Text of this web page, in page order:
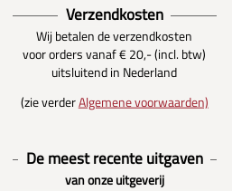
Verzendkosten
Wij betalen de verzendkosten
voor orders vanaf € 20,- (incl. btw)
uitsluitend in Nederland
(zie verderAlgemene voorwaarden)
De meest recente uitgaven
van onze uitgeverij